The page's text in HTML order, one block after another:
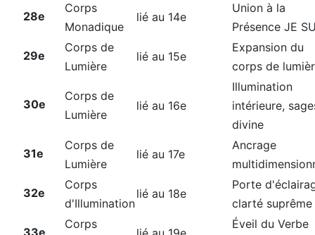
28e
Corps
Monadique
lié au 14e
Union à la
Présence JE
29e
Corps de
Lumière
lié au 15e
Expansion du
corps de
30e
Corps de
Lumière
lié au 16e
Illumination
intérieure,
divine
31e
Corps de
Lumière
lié au 17e
Ancrage
32e
Corps
d'Illumination
lié au 18e
Porte
clarté suprême
33e
Corps
Éveil du Verbe